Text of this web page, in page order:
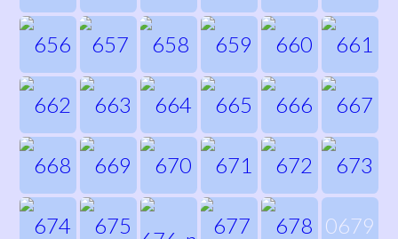
0679